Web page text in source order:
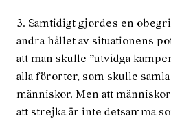
3. Samtidigt gjordes en
andra hållet av situationens
att man skulle ”utvidga
alla förorter, som skulle
människor. Men att
att strejka är inte detsamma